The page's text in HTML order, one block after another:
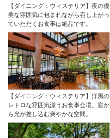
【ダイニング：ウィステリア】夜の優
美な雰囲気に包まれながら召し上がっ
ていただくお食事は絶品です。
【ダイニング：ウィステリア】洋風の
レトロな雰囲気漂うお食事会場。窓か
ら光が差し込む爽やかな空間。